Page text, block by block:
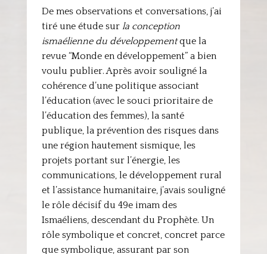
De mes observations et conversations, j’ai
tiré une étude sur la conception
ismaélienne du développementque la
revue “Monde en développement” a bien
voulu publier. Après avoir souligné la
cohérence d’une politique associant
l’éducation (avec le souci prioritaire de
l’éducation des femmes), la santé
publique, la prévention des risques dans
une région hautement sismique, les
projets portant sur l’énergie, les
communications, le développement rural
et l’assistance humanitaire, j’avais souligné
le rôle décisif du 49e imam des
Ismaéliens, descendant du Prophète. Un
rôle symbolique et concret, concret parce
que symbolique, assurant par son